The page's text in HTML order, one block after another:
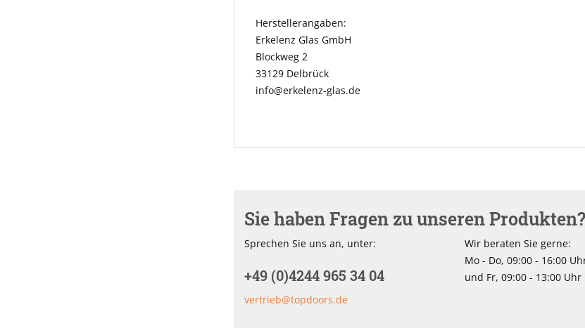
Herstellerangaben:
Erkelenz Glas GmbH
Blockweg 2
33129 Delbrück
info@erkelenz-glas.de
Sie haben Fragen zu unseren Produkten?
Sprechen Sie uns an, unter:
+49 (0)4244 965 34 04
vertrieb@topdoors.de
Wir beraten Sie gerne:
Mo - Do, 09:00 - 16:00
und Fr, 09:00 - 13:00 Uhr